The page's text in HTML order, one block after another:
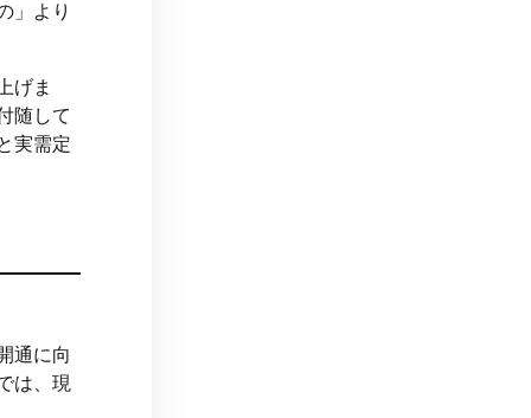
」より
げま
随して
実需定
通に向
は、現